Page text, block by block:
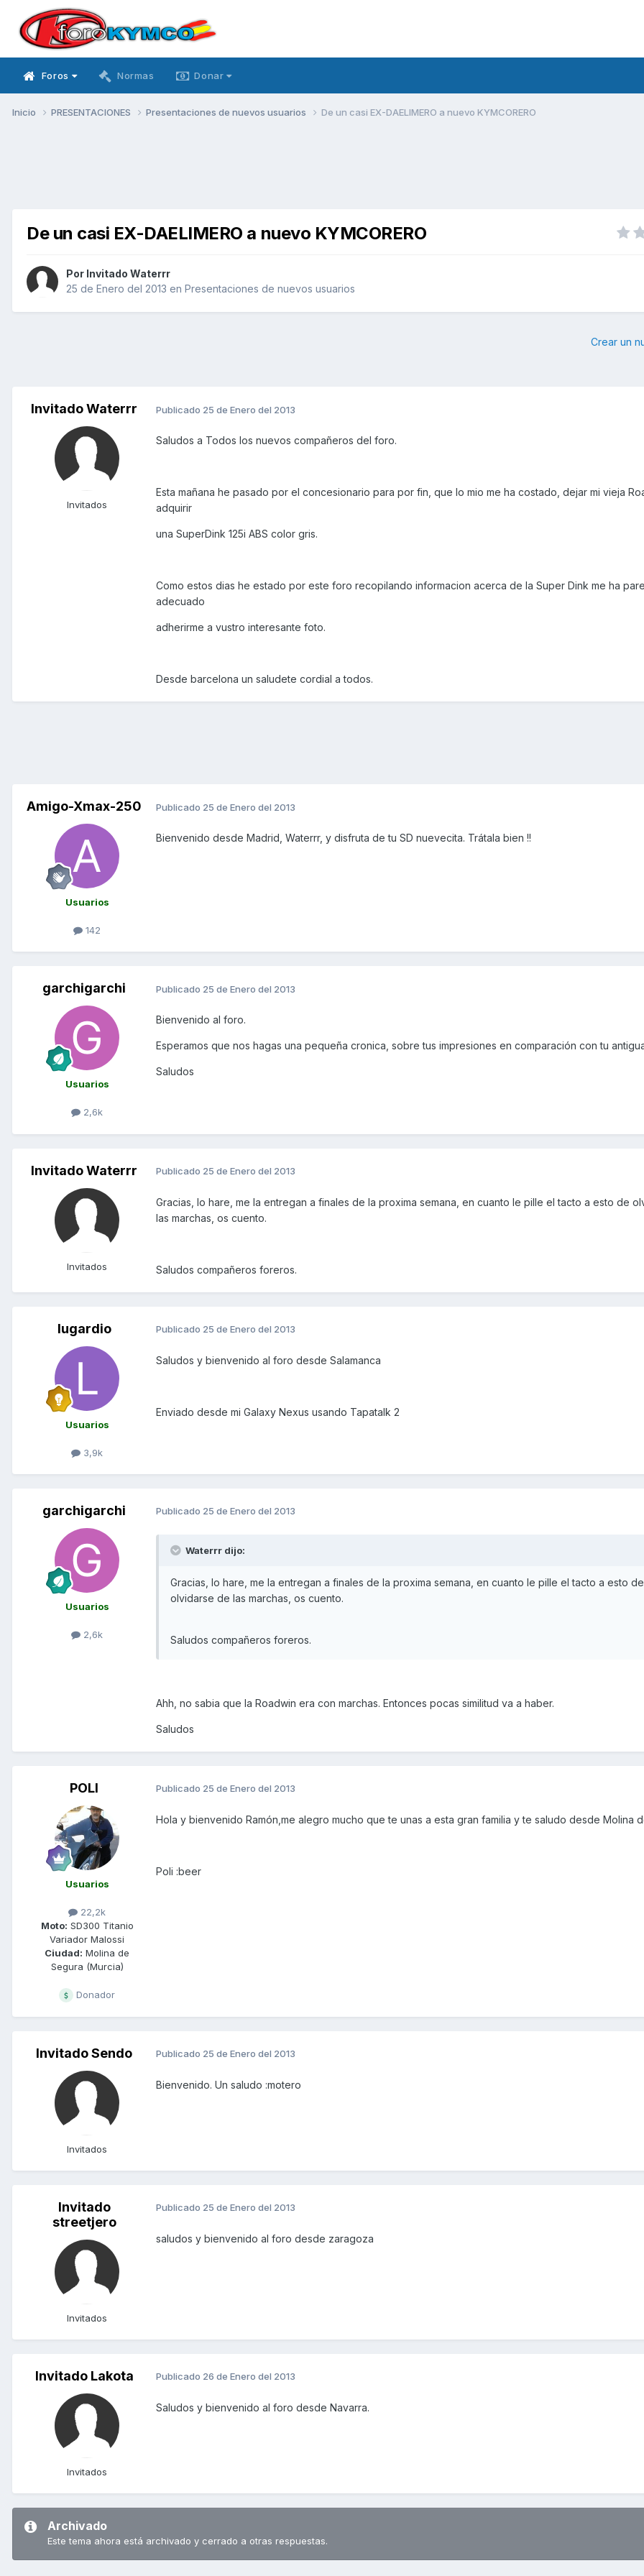
Foros Normas Donar
Inicio PRESENTACIONES Presentaciones de nuevos usuarios De un casi EX-DAELIMERO a nuevo KYMCORERO
De un casi EX-DAELIMERO a nuevo KYMCORERO
Por Invitado Waterrr
25 de Enero del 2013 en Presentaciones de nuevos usuarios
Crear un
Invitado Waterrr
Invitados
Publicado 25 de Enero del 2013
Saludos a Todos los nuevos compañeros del foro.
Esta mañana he pasado por el concesionario para por fin, que lo mio me ha costado, dejar mi vieja
adquirir
una SuperDink 125i ABS color gris.
Como estos dias he estado por este foro recopilando informacion acerca de la Super Dink me ha
adecuado
adherirme a vustro interesante foto.
Desde barcelona un saludete cordial a todos.
Amigo-Xmax-250
Usuarios
142
Publicado 25 de Enero del 2013
Bienvenido desde Madrid, Waterrr, y disfruta de tu SD nuevecita. Trátala bien !!
garchigarchi
Usuarios
2,6k
Publicado 25 de Enero del 2013
Bienvenido al foro.
Esperamos que nos hagas una pequeña cronica, sobre tus impresiones en comparación con tu
Saludos
Invitado Waterrr
Invitados
Publicado 25 de Enero del 2013
Gracias, lo hare, me la entregan a finales de la proxima semana, en cuanto le pille el tacto a esto de
las marchas, os cuento.
Saludos compañeros foreros.
lugardio
Usuarios
3,9k
Publicado 25 de Enero del 2013
Saludos y bienvenido al foro desde Salamanca
Enviado desde mi Galaxy Nexus usando Tapatalk 2
garchigarchi
Usuarios
2,6k
Publicado 25 de Enero del 2013
Waterrr dijo:
Gracias, lo hare, me la entregan a finales de la proxima semana, en cuanto le pille el tacto a esto de
olvidarse de las marchas, os cuento.
Saludos compañeros foreros.
Ahh, no sabia que la Roadwin era con marchas. Entonces pocas similitud va a haber.
Saludos
POLI
Usuarios
22,2k
Moto: SD300 Titanio
Variador Malossi
Ciudad: Molina de
Segura (Murcia)
Donador
Publicado 25 de Enero del 2013
Hola y bienvenido Ramón,me alegro mucho que te unas a esta gran familia y te saludo desde Molina
Poli :beer
Invitado Sendo
Invitados
Publicado 25 de Enero del 2013
Bienvenido. Un saludo :motero
Invitado
streetjero
Invitados
Publicado 25 de Enero del 2013
saludos y bienvenido al foro desde zaragoza
Invitado Lakota
Invitados
Publicado 26 de Enero del 2013
Saludos y bienvenido al foro desde Navarra.
Archivado
Este tema ahora está archivado y cerrado a otras respuestas.